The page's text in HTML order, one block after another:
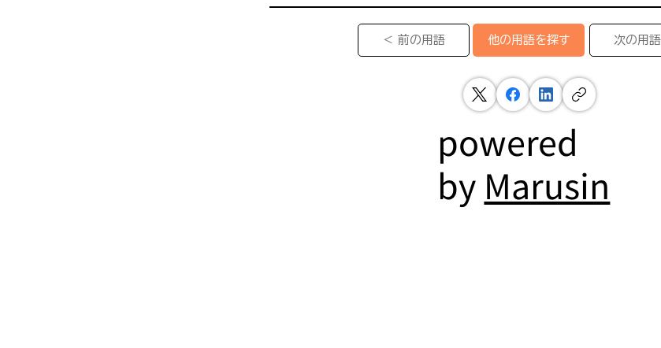
＜ 前の用語 他の用語を探す 次の用
powered
by Marusin